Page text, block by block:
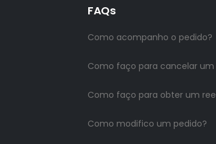
FAQs
Como acompanho o pedido?
Como faço para cancelar um
Como faço para obter um
Como modifico um pedido?